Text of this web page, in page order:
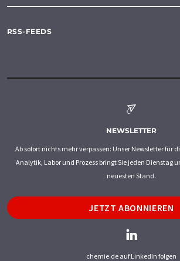
RSS-FEEDS
NEWSLETTER
Ab sofort nichts mehr verpassen: Unser Newsletter für
Analytik, Labor und Prozess bringt Sie jeden Dienstag
neuesten Stand.
JETZT ABONNIEREN
chemie.de auf LinkedIn folgen